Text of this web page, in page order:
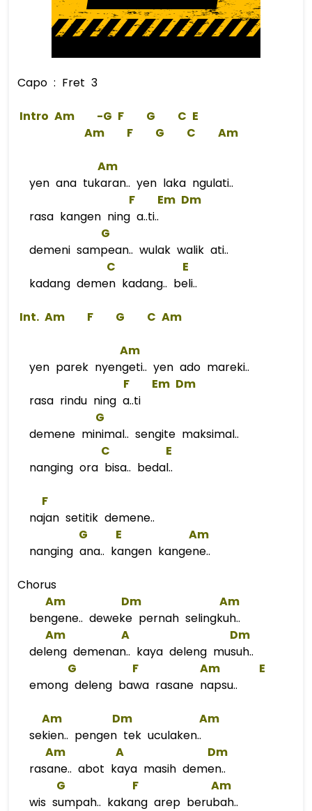
Capo : Fret 3
Intro Am -G F G C E
Am
F G C Am
Am
yen ana tukaran.. yen laka ngulati..
F
Em Dm
rasa kangen ning a..ti..
G
demeni sampean.. wulak walik ati..
C
E
kadang demen kadang.. beli..
Int. Am F G C Am
Am
yen parek nyengeti.. yen ado mareki..
F
Em Dm
rasa rindu ning a..ti
G
demene minimal.. sengite maksimal..
C
E
nanging ora bisa.. bedal..
F
najan setitik demene..
G
E
Am
nanging ana.. kangen kangene..
Chorus
Am
Dm
Am
bengene.. deweke pernah selingkuh..
Am
A
Dm
deleng demenan.. kaya deleng musuh..
G
F Am
E
emong deleng bawa rasane napsu..
Am Dm
Am
sekien.. pengen tek uculaken..
Am
A
Dm
rasane.. abot kaya masih demen..
G
F
Am
wis sumpah.. kakang arep berubah..